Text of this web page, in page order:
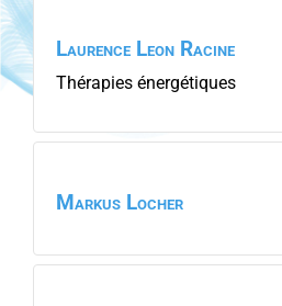
Laurence Leon Racine
Thérapies énergétiques
Markus Locher